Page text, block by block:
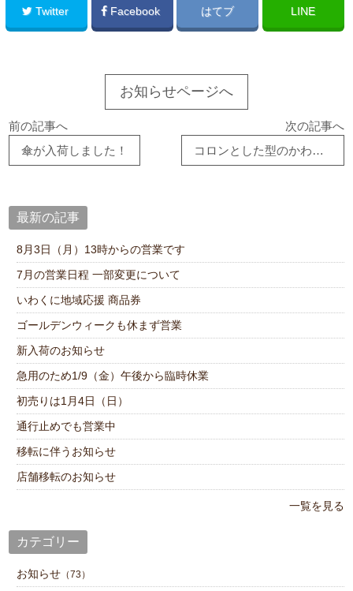
Twitter Facebook はてブ LINE
お知らせページへ
前の記事へ
傘が入荷しました！
次の記事へ
コロンとした型のかわいいバッグ
最新の記事
8月3日（月）13時からの営業です
7月の営業日程 一部変更について
いわくに地域応援 商品券
ゴールデンウィークも休まず営業
新入荷のお知らせ
急用のため1/9（金）午後から臨時休業
初売りは1月4日（日）
通行止めでも営業中
移転に伴うお知らせ
店舗移転のお知らせ
一覧を見る
カテゴリー
お知らせ （73）